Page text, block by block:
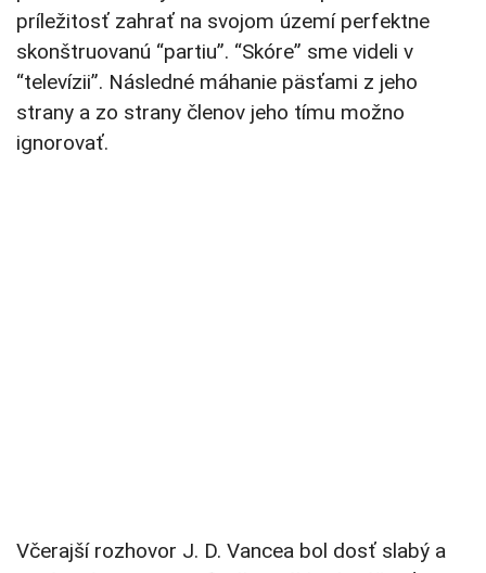
príležitosť zahrať na svojom území perfektne
skonštruovanú “partiu”. “Skóre” sme videli v
“televízii”. Následné máhanie päsťami z jeho
strany a zo strany členov jeho tímu možno
ignorovať.
Včerajší rozhovor J. D. Vancea bol dosť slabý a